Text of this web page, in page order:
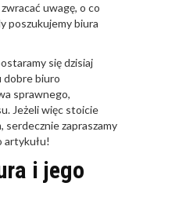
uwagę, o co
poszukujemy biura
się dzisiaj
dobre biuro
sprawnego,
Jeżeli więc stoicie
serdecznie zapraszamy
artykułu!
i jego